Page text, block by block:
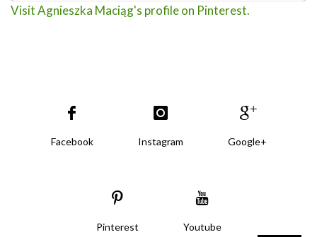
Visit Agnieszka Maciąg's profile on Pinterest.
Facebook Instagram Google+
Pinterest Youtube